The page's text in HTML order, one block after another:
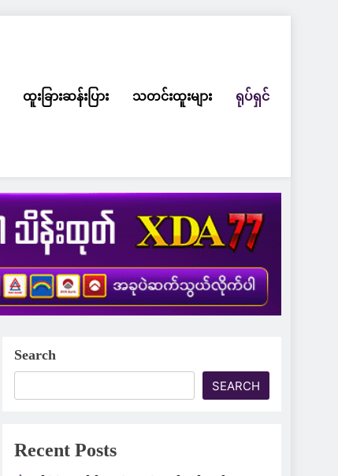
ထူးခြားဆန်းပြား သတင်းထူးများ ရုပ်ရှင်
Search
SEARCH
Recent Posts